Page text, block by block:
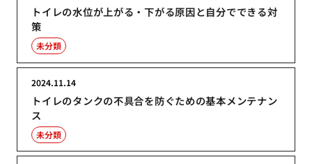
トイレの水位が上がる・下がる原因と自分でできる対
策
未分類
トイレのタンクの不具合を防ぐための基本メンテナン
ス
2024.11.14
未分類